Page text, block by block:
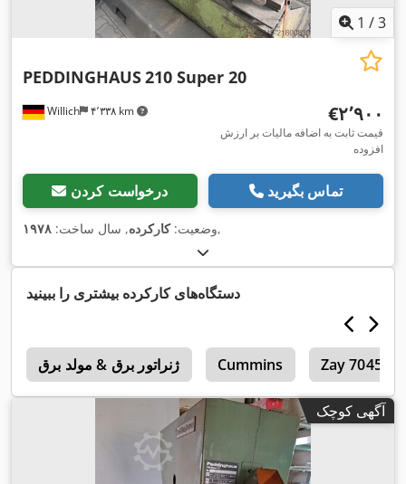
1 /3
Willich ۴٬۳۳۸ km
PEDDINGHAUS210 Super 20
‎€۲٬۹۰۰
قیمت ثابت به اضافه مالیات بر ارزش
افزوده
درخواست کردن تماس بگیرید
وضعیت:کارکرده, سال ساخت: ۱۹۷۸ ,
دستگاه‌های کارکرده بیشتری را ببینید
ژنراتور برق & مولد برق Cummins Zay 7045 Fg
آگهی کوچک